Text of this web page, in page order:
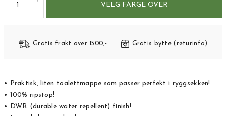
VELG FARGE OVER
Gratis frakt over 1500,- Gratis bytte (returinfo)
• Praktisk, liten toalettmappe som passer perfekt i ryggsekken!
• 100% ripstop!
• DWR (durable water repellent) finish!